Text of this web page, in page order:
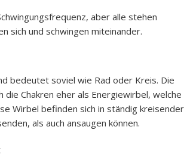
aber alle stehen
sich und schwingen miteinander.
bedeutet soviel wie Rad oder Kreis. Die
die Chakren eher als Energiewirbel, welche
Wirbel befinden sich in ständig kreisender
als auch ansaugen können.